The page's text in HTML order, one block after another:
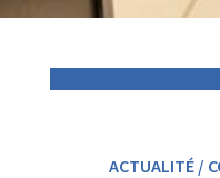
ACTUALITÉ /